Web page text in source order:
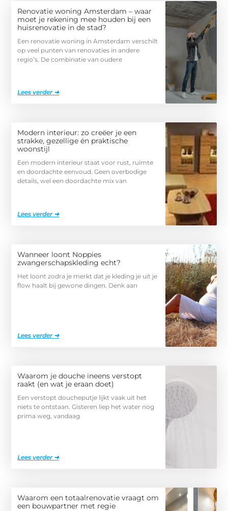
Renovatie woning Amsterdam – waar
moet je rekening mee houden bij een
huisrenovatie in de stad?
Een renovatie woning in Amsterdam verschilt
op veel punten van renovaties in andere
regio’s. De combinatie van oudere
Lees verder ➜
Modern interieur: zo creëer je een
strakke, gezellige én praktische
woonstijl
Een modern interieur staat voor rust, ruimte
en doordachte eenvoud. Geen overbodige
details, wel een doordachte mix van
Lees verder ➜
Wanneer loont Noppies
zwangerschapskleding echt?
Het loont zodra je merkt dat je kleding je uit je
flow haalt bij gewone dingen. Denk aan
Lees verder ➜
Waarom je douche ineens verstopt
raakt (en wat je eraan doet)
Een verstopt doucheputje lijkt vaak uit het
niets te ontstaan. Gisteren liep het water nog
prima weg, vandaag
Lees verder ➜
Waarom een totaalrenovatie vraagt om
een bouwpartner met regie